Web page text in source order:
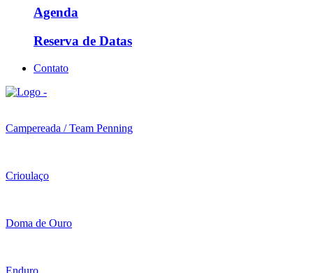
Agenda
Reserva de Datas
Contato
Campereada / Team Penning
Crioulaço
Doma de Ouro
Enduro